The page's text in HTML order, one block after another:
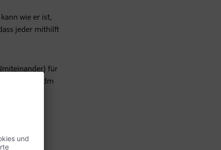
wie er ist,
jeder mithilft
für
sehr gut zu dm